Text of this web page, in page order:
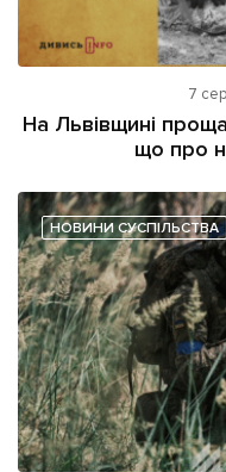
7
На Львівщині
що про
НОВИНИ СУСПІЛЬСТВА